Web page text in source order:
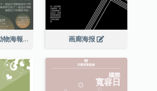
崇敬自然保護動物海報 画廊海报